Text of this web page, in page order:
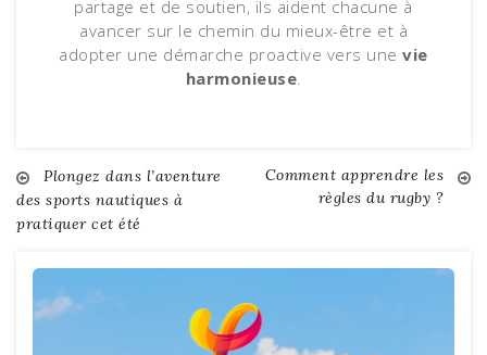
partage et de soutien, ils aident chacune à
avancer sur le chemin du mieux-être et à
adopter une démarche proactive vers unevie
harmonieuse.
Navigation
de
l’article
Plongez dans l’aventure
des sports nautiques à
pratiquer cet été
Comment apprendre les
règles du rugby ?